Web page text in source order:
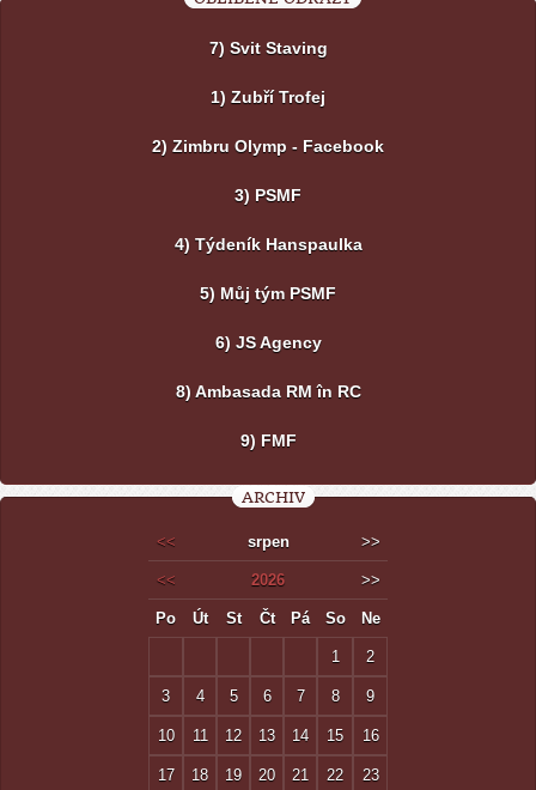
7) Svit Staving
1) Zubří Trofej
2) Zimbru Olymp - Facebook
3) PSMF
4) Týdeník Hanspaulka
5) Můj tým PSMF
6) JS Agency
8) Ambasada RM în RC
9) FMF
ARCHIV
<< srpen >>
<< 2026 >>
Po Út St Čt Pá So Ne
1 2
3 4 5 6 7 8 9
10 11 12 13 14 15 16
17 18 19 20 21 22 23